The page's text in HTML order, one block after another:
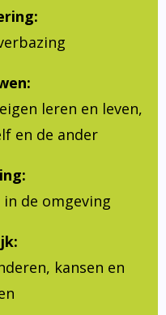
leren en leven,
en de ander
de omgeving
kansen en